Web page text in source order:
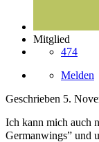
Mitglied
474
Melden
Geschrieben 5.
Ich kann mich auch
Germanwings” und